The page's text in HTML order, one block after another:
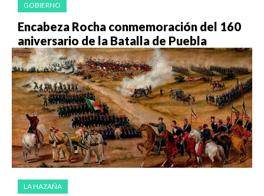
GOBIERNO
Encabeza Rocha conmemoración del 160
aniversario de la Batalla de Puebla
LA HAZAÑA